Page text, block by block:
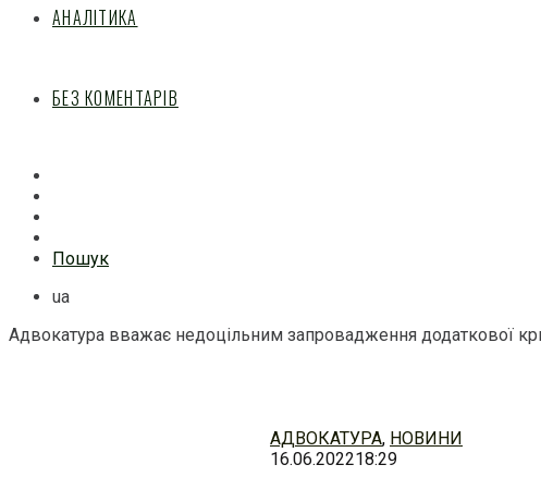
АНАЛІТИКА
БЕЗ КОМЕНТАРІВ
Пошук
ua
Адвокатура вважає недоцільним запровадження додаткової
АДВОКАТУРА, НОВИНИ
16.06.202218:29